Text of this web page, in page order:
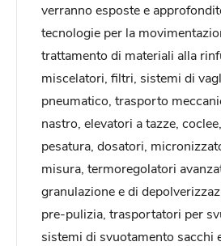
verranno esposte e
tecnologie per la
trattamento di materiali alla
miscelatori, filtri, sistemi di
pneumatico, trasporto
nastro, elevatori a tazze,
pesatura, dosatori,
misura, termoregolatori
granulazione e di
pre-pulizia, trasportatori per
sistemi di svuotamento sacchi